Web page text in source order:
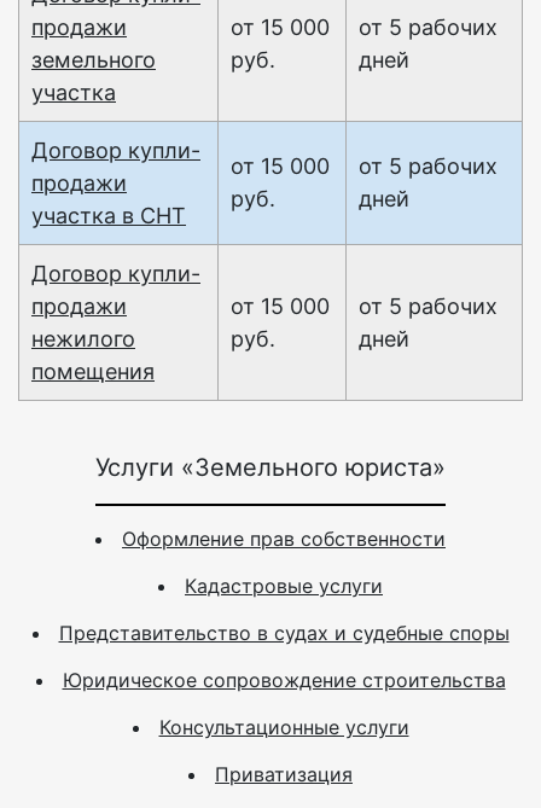
продажи
земельного
участка
от 15 000
руб.
от 5 рабочих
дней
Договор купли-
продажи
участка в СНТ
от 15 000
руб.
от 5 рабочих
дней
Договор купли-
продажи
нежилого
помещения
от 15 000
руб.
от 5 рабочих
дней
Услуги «Земельного юриста»
Оформление прав собственности
Кадастровые услуги
Представительство в судах и судебные споры
Юридическое сопровождение строительства
Консультационные услуги
Приватизация